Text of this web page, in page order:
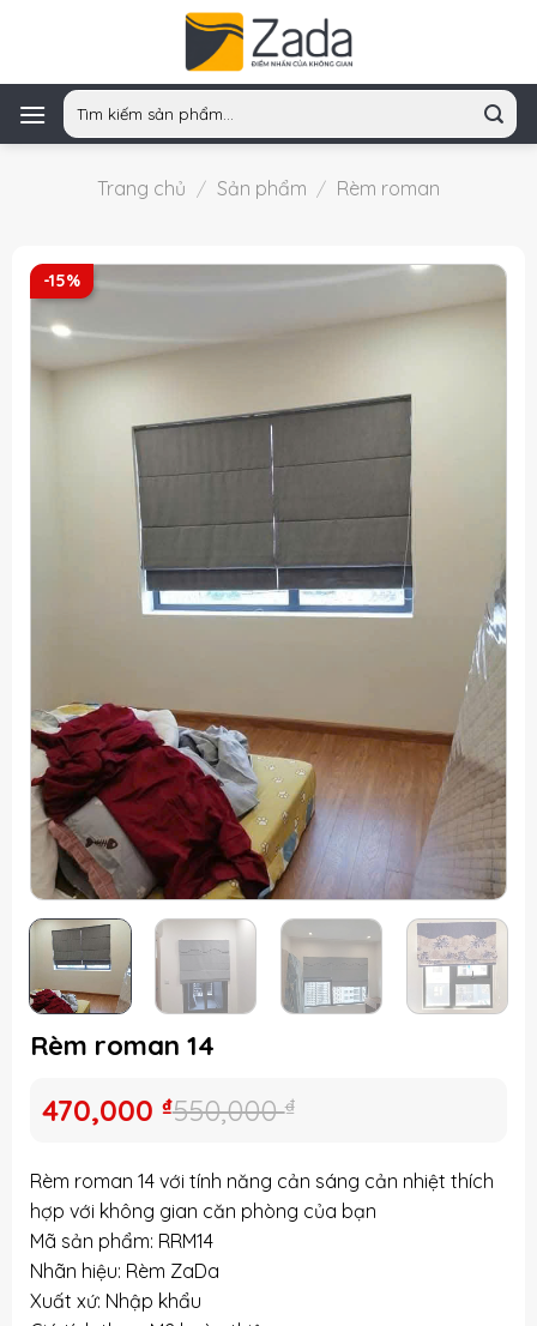
Tìm
kiếm:
Trang chủ / Sản phẩm / Rèm roman
-15%
Rèm roman 14
550,000₫
Giá
là:
550,000 ₫.
470,000 ₫
Giá
hiện
tại
là:
470,000 ₫.
Rèm roman 14 với tính năng cản sáng cản nhiệt thích
hợp với không gian căn phòng của bạn
Mã sản phẩm: RRM14
Nhãn hiệu: Rèm ZaDa
Xuất xứ: Nhập khẩu